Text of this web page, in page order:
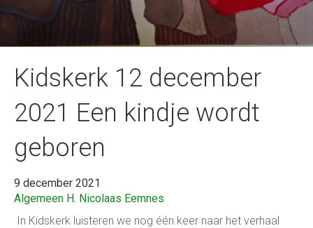
Kidskerk 12 december
2021 Een kindje wordt
geboren
9 december 2021
Algemeen H. Nicolaas Eemnes
In Kidskerk luisteren we nog één keer naar het verhaal